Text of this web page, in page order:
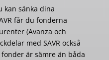
kan sänka dina
får du fonderna
(Avanza och
med SAVR också
är sämre än båda